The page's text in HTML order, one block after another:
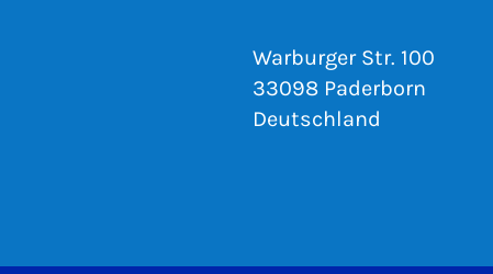
Warburger Str. 100
33098 Paderborn
Deutschland